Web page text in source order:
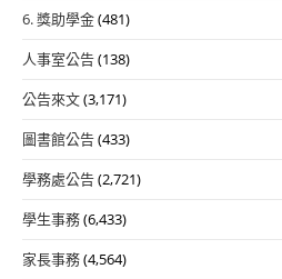
6. 獎助學金(481)
人事室公告(138)
公告來文(3,171)
圖書館公告(433)
學務處公告(2,721)
學生事務(6,433)
家長事務(4,564)